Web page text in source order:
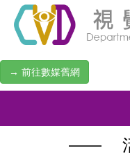
→ 前往數媒舊網